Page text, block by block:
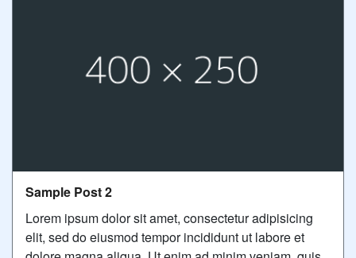
Sample Post 2
Lorem ipsum dolor sit amet, consectetur adipisicing
elit, sed do eiusmod tempor incididunt ut labore et